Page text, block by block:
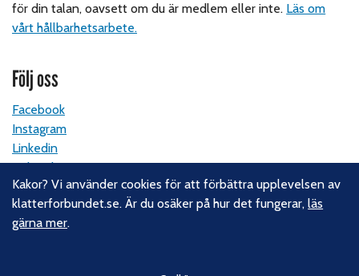
för din talan, oavsett om du är medlem eller inte. Läs om
vårt hållbarhetsarbete.
Följ oss
Facebook
Instagram
Linkedin
Nyhetsbrev
Kontakt
Kakor? Vi använder cookies för att förbättra upplevelsen av
klatterforbundet.se. Är du osäker på hur det fungerar,läs
gärna mer.